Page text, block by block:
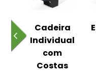
Cadeira
Individual
com
Costas